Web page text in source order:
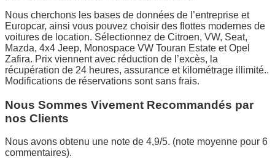
Nous cherchons les bases de données de l’entreprise et
Europcar, ainsi vous pouvez choisir des flottes modernes de
voitures de location. Sélectionnez de Citroen, VW, Seat,
Mazda, 4x4 Jeep, Monospace VW Touran Estate et Opel
Zafira. Prix viennent avec réduction de l’excès, la
récupération de 24 heures, assurance et kilométrage illimité..
Modifications de réservations sont sans frais.
Nous Sommes Vivement Recommandés par
nos Clients
Nous avons obtenu une note de 4,9/5. (note moyenne pour 6
commentaires).